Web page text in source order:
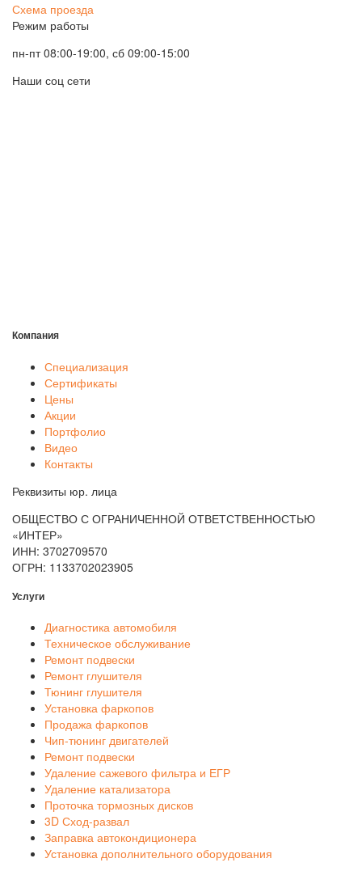
Схема проезда
Режим работы
пн-пт 08:00-19:00, сб 09:00-15:00
Наши соц сети
Компания
Специализация
Сертификаты
Цены
Акции
Портфолио
Видео
Контакты
Реквизиты юр. лица
ОБЩЕСТВО С ОГРАНИЧЕННОЙ ОТВЕТСТВЕННОСТЬЮ
«ИНТЕР»
ИНН: 3702709570
ОГРН: 1133702023905
Услуги
Диагностика автомобиля
Техническое обслуживание
Ремонт подвески
Ремонт глушителя
Тюнинг глушителя
Установка фаркопов
Продажа фаркопов
Чип-тюнинг двигателей
Ремонт подвески
Удаление сажевого фильтра и ЕГР
Удаление катализатора
Проточка тормозных дисков
3D Сход-развал
Заправка автокондиционера
Установка дополнительного оборудования